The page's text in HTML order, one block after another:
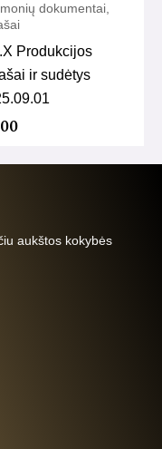
dokumentai,
Produkcijos
ir sudėtys
aukštos kokybės